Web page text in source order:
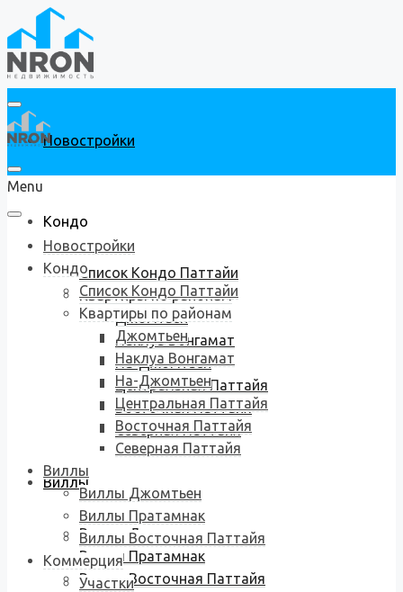
Новостройки
Кондо
Список Кондо Паттайи
Квартиры по районам
Джомтьен
Наклуа Вонгамат
На-Джомтьен
Центральная Паттайя
Восточная Паттайя
Северная Паттайя
Виллы
Виллы Джомтьен
Виллы Пратамнак
Виллы Восточная Паттайя
Menu
Новостройки
Кондо
Список Кондо Паттайи
Квартиры по районам
Джомтьен
Наклуа Вонгамат
На-Джомтьен
Центральная Паттайя
Восточная Паттайя
Северная Паттайя
Виллы
Виллы Джомтьен
Виллы Пратамнак
Виллы Восточная Паттайя
Коммерция
Участки